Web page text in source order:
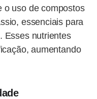
o uso de compostos
essenciais para
Esses nutrientes
aumentando